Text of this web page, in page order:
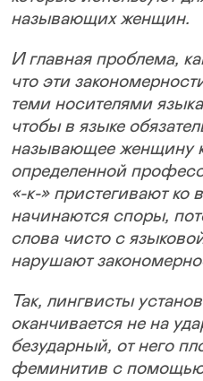
называющих женщин.
И главная проблема,
что эти
теми носителями
чтобы в языке
называющее женщину
определенной
«-к-» пристегивают ко
начинаются споры,
слова чисто с
нарушают
Так, лингвисты
оканчивается не на
безударный, от него
феминитив с